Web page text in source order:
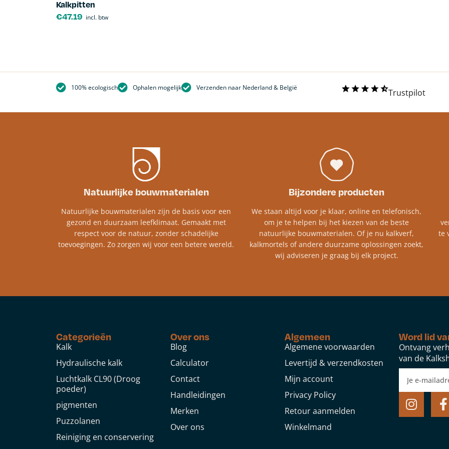
Kalkpitten
€47.19 incl. btw
100% ecologisch Ophalen mogelijk Verzenden naar Nederland & België Trustpilot
Natuurlijke bouwmaterialen
Natuurlijke bouwmaterialen zijn de basis voor een
gezond en duurzaam leefklimaat. Gemaakt met
respect voor de natuur, zonder schadelijke
toevoegingen. Zo zorgen wij voor een betere wereld.
Bijzondere producten
We staan altijd voor je klaar, online en telefonisch,
om je te helpen bij het kiezen van de beste
natuurlijke bouwmaterialen. Of je nu kalkverf,
kalkmortels of andere duurzame oplossingen zoekt,
wij adviseren je graag bij elk project.​
te
Categorieën
Kalk
Hydraulische kalk
Luchtkalk CL90 (Droog
poeder)
pigmenten
Puzzolanen
Reiniging en conservering
Over ons
Blog
Calculator
Contact
Handleidingen
Merken
Over ons
Algemeen
Algemene voorwaarden
Levertijd & verzendkosten
Mijn account
Privacy Policy
Retour aanmelden
Winkelmand
Word lid
Ontvang
van de